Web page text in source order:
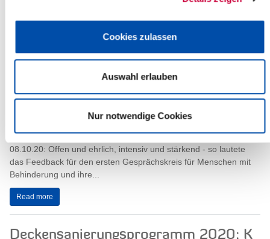
Cookies zulassen
Auswahl erlauben
Nur notwendige Cookies
Austausch gelingt das am Besten. Das Fazit des zweiten
Gesprächskreises für das...
Gesprächskreis für Menschen mit
Behinderung und ihre Angehörigen
08.10.20: Offen und ehrlich, intensiv und stärkend - so lautete
das Feedback für den ersten Gesprächskreis für Menschen mit
Behinderung und ihre...
Read more
Deckensanierungsprogramm 2020: K